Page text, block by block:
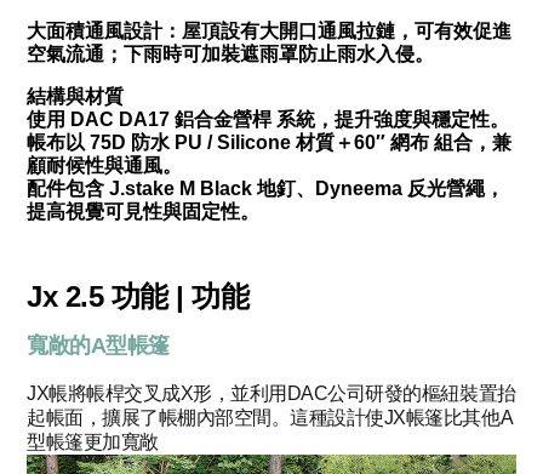
大面積通風設計：屋頂設有大開口通風拉鏈，可有效促進
空氣流通；下雨時可加裝遮雨罩防止雨水入侵。
結構與材質
使用 DAC DA17 鋁合金營桿 系統，提升強度與穩定性。
帳布以 75D 防水 PU / Silicone 材質＋60″ 網布 組合，兼
顧耐候性與通風。
配件包含 J.stake M Black 地釘、Dyneema 反光營繩，
提高視覺可見性與固定性。
Jx 2.5 功能 | 功能
寬敞的A型帳篷
JX帳將帳桿交叉成X形，並利用DAC公司研發的樞紐裝置抬
起帳面，擴展了帳棚內部空間。這種設計使JX帳篷比其他A
型帳篷更加寬敞